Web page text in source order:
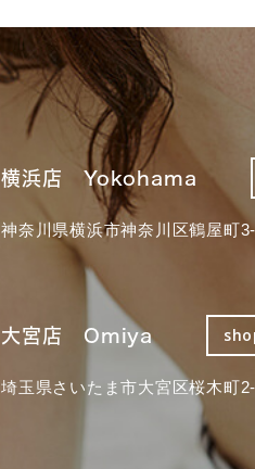
横浜店 Yokohama
神奈川県横浜市神奈川区鶴屋
大宮店 Omiya
埼玉県さいたま市大宮区桜木